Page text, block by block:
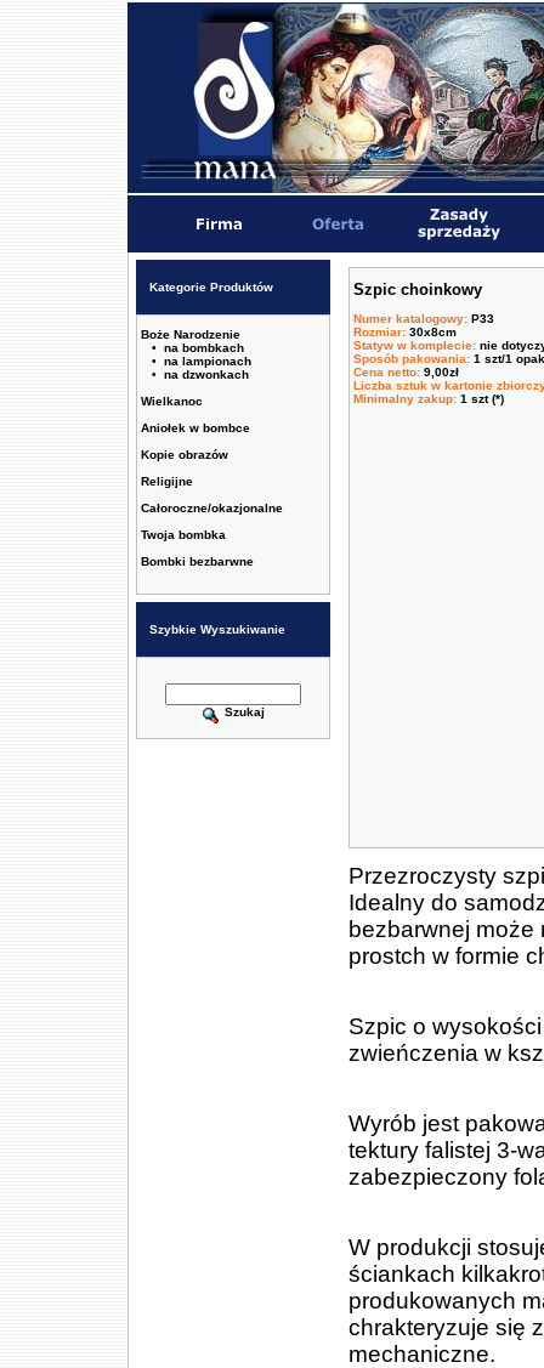
Kategorie Produktów
Boże Narodzenie
• na bombkach
• na lampionach
• na dzwonkach
Wielkanoc
Aniołek w bombce
Kopie obrazów
Religijne
Całoroczne/okazjonalne
Twoja bombka
Bombki bezbarwne
Szybkie Wyszukiwanie
Szukaj
Szpic choinkowy
Numer katalogowy: P33
Rozmiar: 30x8cm
Statyw w komplecie: nie
Sposób pakowania: 1 szt/1
Cena netto: 9,00zł
Liczba sztuk w kartonie
Minimalny zakup: 1 szt (*)
Przezroczysty
Idealny do
bezbarwnej może
prostch w formie
Szpic o
zwieńczenia w
Wyrób jest
tektury falistej 3-
zabezpieczony
W produkcji
ściankach
produkowanych
chrakteryzuje się
mechaniczne.